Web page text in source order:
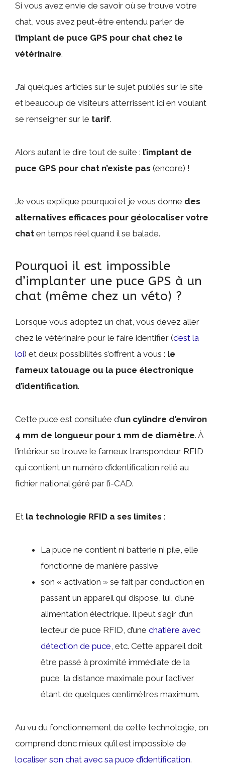
Si vous avez envie de savoir où se trouve votre
chat, vous avez peut-être entendu parler de
l’implant de puce GPS pour chat chez le
vétérinaire.
J’ai quelques articles sur le sujet publiés sur le site
et beaucoup de visiteurs atterrissent ici en voulant
se renseigner sur le tarif.
Alors autant le dire tout de suite : l’implant de
puce GPS pour chat n’existe pas (encore) !
Je vous explique pourquoi et je vous donne des
alternatives efficaces pour géolocaliser votre
chat en temps réel quand il se balade.
Pourquoi il est impossible
d’implanter une puce GPS à un
chat (même chez un véto) ?
Lorsque vous adoptez un chat, vous devez aller
chez le vétérinaire pour le faire identifier (c’est la
loi) et deux possibilités s’offrent à vous : le
fameux tatouage ou la puce électronique
d’identification.
Cette puce est consituée d’un cylindre d’environ
4 mm de longueur pour 1 mm de diamètre. À
l’intérieur se trouve le fameux transpondeur RFID
qui contient un numéro d’identification relié au
fichier national géré par l’i-CAD.
Et la technologie RFID a ses limites :
La puce ne contient ni batterie ni pile, elle
fonctionne de manière passive
son « activation » se fait par conduction en
passant un appareil qui dispose, lui, d’une
alimentation électrique. Il peut s’agir d’un
lecteur de puce RFID, d’une chatière avec
détection de puce, etc. Cette appareil doit
être passé à proximité immédiate de la
puce, la distance maximale pour l’activer
étant de quelques centimètres maximum.
Au vu du fonctionnement de cette technologie, on
comprend donc mieux qu’il est impossible de
localiser son chat avec sa puce d’identification.